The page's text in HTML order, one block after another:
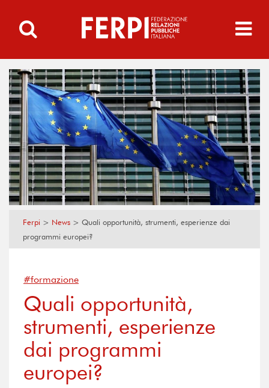
Ferpi > News > Quali opportunità, strumenti, esperienze dai
programmi europei?
#formazione
Quali opportunità,
strumenti, esperienze
dai programmi
europei?